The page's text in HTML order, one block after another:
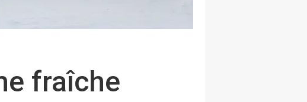
fraîche